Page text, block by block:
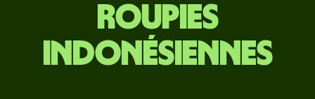
roupies
indonésiennes